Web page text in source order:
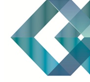
Rólunk
Elérhetőségeink
Vásárlás
Szállítás